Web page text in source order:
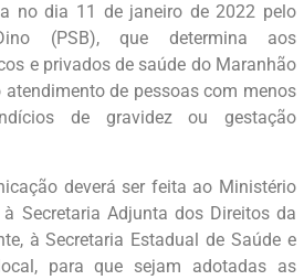
no dia 11 de janeiro de 2022 pelo
(PSB), que determina aos
e privados de saúde do Maranhão
de pessoas com menos
de gravidez ou gestação
deverá ser feita ao Ministério
Secretaria Adjunta dos Direitos da
à Secretaria Estadual de Saúde e
para que sejam adotadas as